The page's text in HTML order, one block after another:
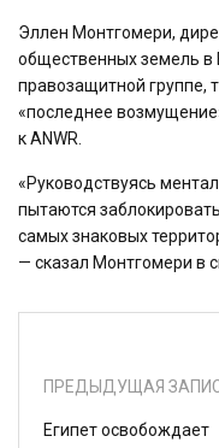
Эллен Монтгомери,
общественных земель в
правозащитной группе,
«последнее
к ANWR.
«Руководствуясь
пытаются
самых знаковых
— сказал Монтгомери в
ПРЕДЫДУЩАЯ
Египет освобождает